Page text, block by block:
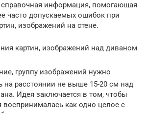
информация, помогающая
часто допускаемых ошибок при
изображений на стене.
картин, изображений над диваном
группу изображений нужно
на расстоянии не выше 15-20 см над
Идея заключается в том, чтобы
воспринималась как одно целое с